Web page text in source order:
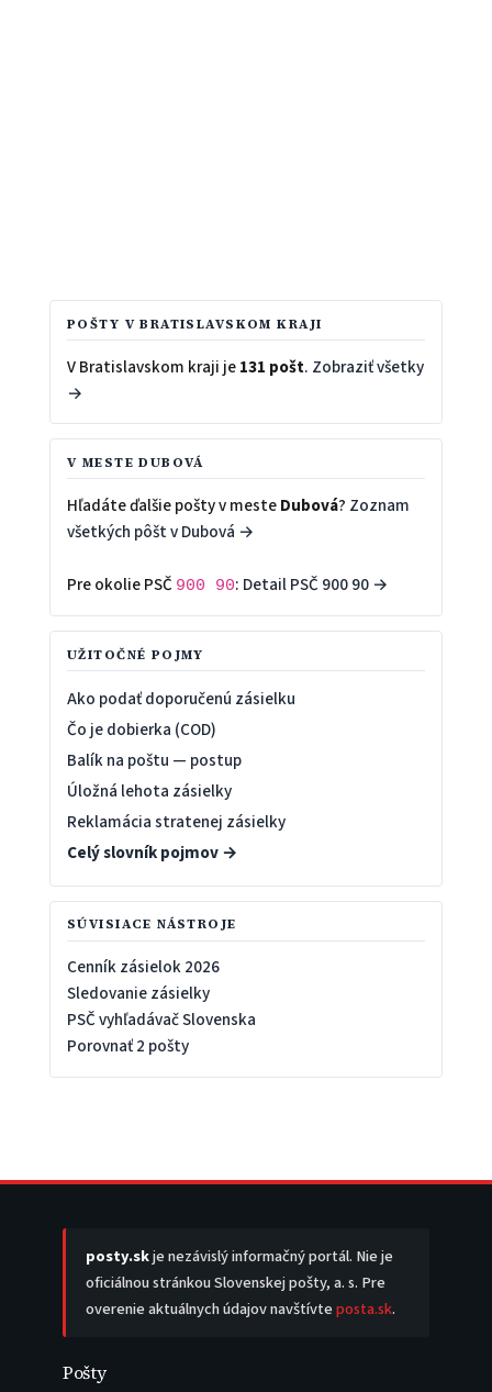
POŠTY V BRATISLAVSKOM KRAJI
V Bratislavskom kraji je131 pošt. Zobraziť všetky
→
V MESTE DUBOVÁ
Hľadáte ďalšie pošty v mesteDubová? Zoznam
všetkých pôšt v Dubová →
Pre okolie PSČ 900 90: Detail PSČ 900 90 →
UŽITOČNÉ POJMY
Ako podať doporučenú zásielku
Čo je dobierka (COD)
Balík na poštu — postup
Úložná lehota zásielky
Reklamácia stratenej zásielky
Celý slovník pojmov →
SÚVISIACE NÁSTROJE
Cenník zásielok 2026
Sledovanie zásielky
PSČ vyhľadávač Slovenska
Porovnať 2 pošty
posty.skje nezávislý informačný portál. Nie je
oficiálnou stránkou Slovenskej pošty, a. s. Pre
overenie aktuálnych údajov navštívteposta.sk.
Pošty